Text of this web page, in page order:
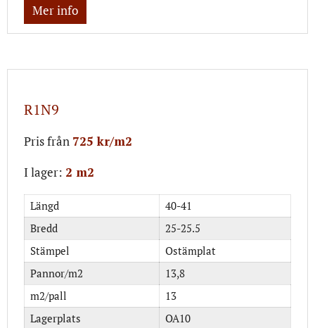
Mer info
R1N9
Pris från 725 kr/m2
I lager: 2 m2
Längd
40-41
Bredd
25-25.5
Stämpel
Ostämplat
Pannor/m2
13,8
m2/pall
13
Lagerplats
OA10